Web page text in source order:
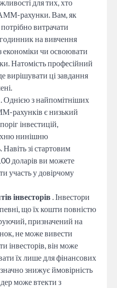
для тих, хто
рахунки. Вам, як
витрачати
на вивчення
економіки чи освоювати
Натомість професійний
вирішувати ці завдання
. Однією з найпомітніших
рахунків є низький
інвестицій,
нинішню
Навіть зі стартовим
доларів ви можете
участь у довірчому
інвесторів . Інвестори
що їх кошти повністю
призначений на
не може вивести
інвесторів, він може
їх лише для фінансових
знижує ймовірність
може втекти з